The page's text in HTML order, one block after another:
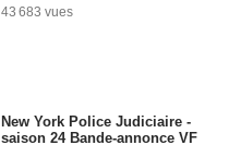
43 683 vues
New York Police Judiciaire -
saison 24 Bande-annonce VF